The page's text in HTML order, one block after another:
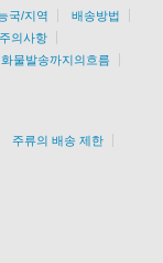
국/지역
배송방법
의사항
화물발송까지의흐름
주류의 배송 제한